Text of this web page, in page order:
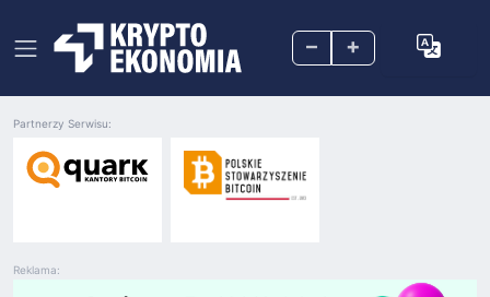
– +
Reklama:
Partnerzy Serwisu: